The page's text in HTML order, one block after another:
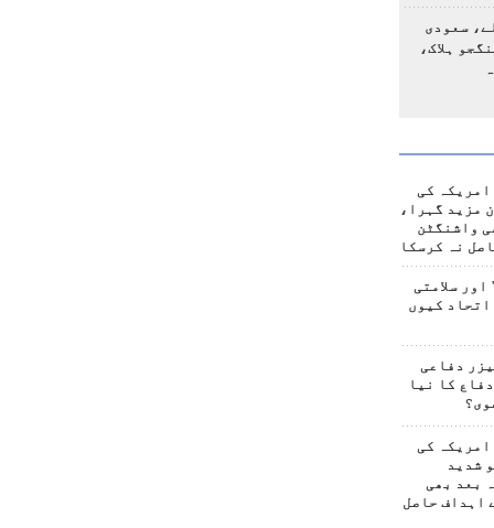
سعودی
ہلاک،
امریکہ کی
مزید گہرا،
واشنگٹن
نہ کرسکا
سلامتی
اتحاد کیوں
دفاعی
کا نیا
امریکہ کی
شدید
بعد بھی
اہداف حاصل